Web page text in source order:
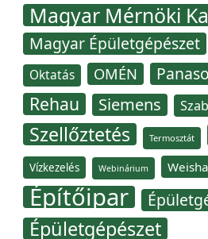
Magyar Mérnöki
Magyar Épületgépészet
Oktatás OMÉN
Rehau Siemens
Szellőztetés Termosztát
Vízkezelés Webinárium
Építőipar
Épületgépészet